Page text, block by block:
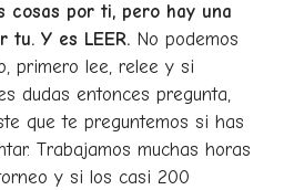
cosas por ti, pero hay una
tu. Y es LEER. No podemos
primero lee, relee y si
dudas entonces pregunta,
que te preguntemos si has
Trabajamos muchas horas
y si los casi 200